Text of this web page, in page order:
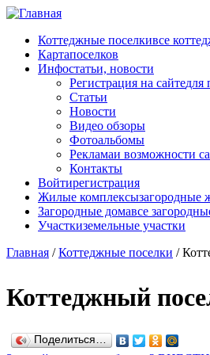
Перейти к основному содержанию
Коттеджные поселкивсе
Картапоселков
Инфостатьи, новости
Регистрация на сайтедля
Статьи
Новости
Видео обзоры
Фотоальбомы
Рекламаи возможности
Контакты
Войтирегистрация
Жилые комплексызагородные
Загородные домавсе
Участкиземельные участки
Главная / Коттеджные поселки /
Коттеджный
Поделиться…